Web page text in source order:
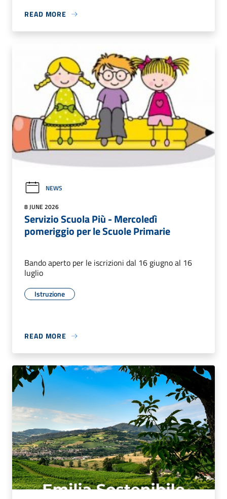
READ MORE
NEWS
8 JUNE 2026
Servizio Scuola Più - Mercoledì
pomeriggio per le Scuole Primarie
Bando aperto per le iscrizioni dal 16 giugno al 16
luglio
Istruzione
READ MORE